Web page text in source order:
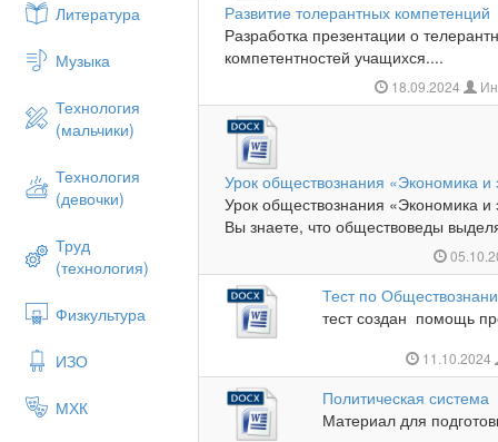
Литература
Музыка
Технология
(мальчики)
Технология
(девочки)
Труд
(технология)
Физкультура
ИЗО
МХК
Развитие толерантных компетенций
Разработка презентации о
компетентностей учащихся....
18.09.2024
Урок обществознания «Экономика
Урок обществознания «Экономика
Вы знаете, что обществоведы
Тест по
тест создан помощь
11.10.2024
Политическая система
Материал для